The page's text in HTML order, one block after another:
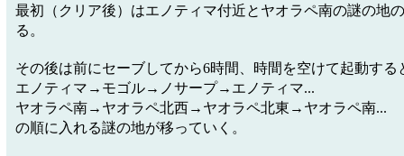
最初（クリア後）はエノティマ付近とヤオラペ南の謎の地
る。
その後は前にセーブしてから6時間、時間を空けて起動する
エノティマ→モゴル→ノサープ→エノティマ...
ヤオラペ南→ヤオラペ北西→ヤオラペ北東→ヤオラペ南...
の順に入れる謎の地が移っていく。